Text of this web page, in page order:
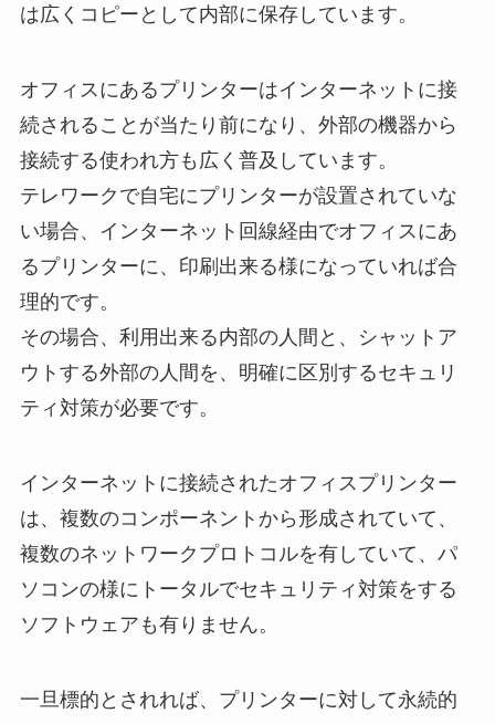
は広くコピーとして内部に保存しています。
オフィスにあるプリンターはインターネットに接
続されることが当たり前になり、外部の機器から
接続する使われ方も広く普及しています。
テレワークで自宅にプリンターが設置されていな
い場合、インターネット回線経由でオフィスにあ
るプリンターに、印刷出来る様になっていれば合
理的です。
その場合、利用出来る内部の人間と、シャットア
ウトする外部の人間を、明確に区別するセキュリ
ティ対策が必要です。
インターネットに接続されたオフィスプリンター
は、複数のコンポーネントから形成されていて、
複数のネットワークプロトコルを有していて、パ
ソコンの様にトータルでセキュリティ対策をする
ソフトウェアも有りません。
一旦標的とされれば、プリンターに対して永続的